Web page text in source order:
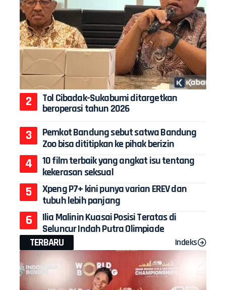
Tol Cibadak-Sukabumi ditargetkan
beroperasi tahun 2026
Pemkot Bandung sebut satwa Bandung
Zoo bisa dititipkan ke pihak berizin
10 film terbaik yang angkat isu tentang
kekerasan seksual
Xpeng P7+ kini punya varian EREV dan
tubuh lebih panjang
Ilia Malinin Kuasai Posisi Teratas di
Seluncur Indah Putra Olimpiade
TERBARU
Indeks